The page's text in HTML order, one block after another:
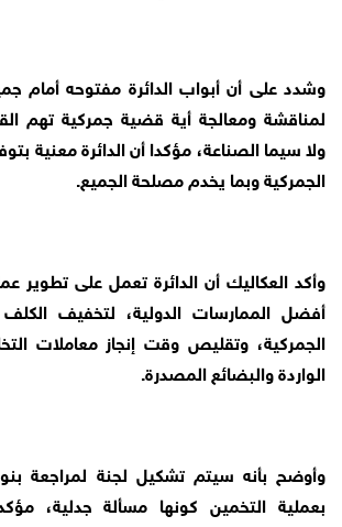
وشدد على أن أبواب الدائرة مفتوحه أمام
لمناقشة ومعالجة أية قضية جمركية تهم
ولا سيما الصناعة، مؤكدا أن الدائرة معنية
الجمركية وبما يخدم مصلحة الجميع.
وأكد العكاليك أن الدائرة تعمل على تطوير
أفضل الممارسات الدولية، لتخفيف الكلف
الجمركية، وتقليص وقت إنجاز معاملات
الواردة والبضائع المصدرة.
وأوضح بأنه سيتم تشكيل لجنة لمراجعة
بعملية التخمين كونها مسألة جدلية،